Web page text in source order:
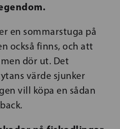
en sommarstuga på
också finns, och att
dör ut. Det
värde sjunker
vill köpa en sådan